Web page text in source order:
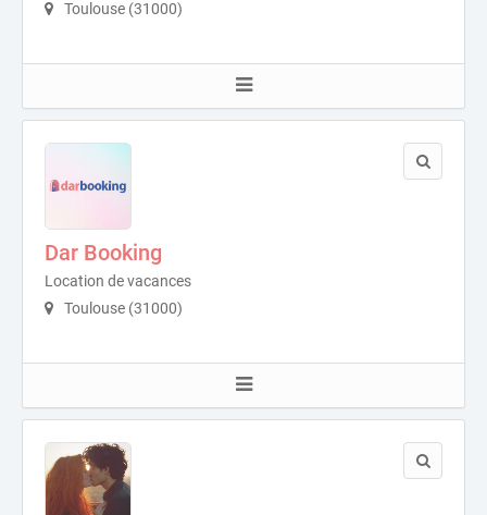
Toulouse (31000)
Dar Booking
Location de vacances
Toulouse (31000)